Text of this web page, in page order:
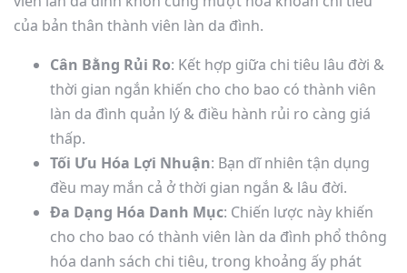
của bản thân thành viên làn da đình.
Cân Bằng Rủi Ro: Kết hợp giữa chi tiêu lâu đời &
thời gian ngắn khiến cho cho bao có thành viên
làn da đình quản lý & điều hành rủi ro càng giá
thấp.
Tối Ưu Hóa Lợi Nhuận: Bạn dĩ nhiên tận dụng
đều may mắn cả ở thời gian ngắn & lâu đời.
Đa Dạng Hóa Danh Mục: Chiến lược này khiến
cho cho bao có thành viên làn da đình phổ thông
hóa danh sách chi tiêu, trong khoảng ấy phát